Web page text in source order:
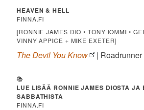
HEAVEN & HELL
FINNA.FI
[RONNIE JAMES DIO • TONY IOMMI •
VINNY APPICE + MIKE EXETER]
The Devil You Know |
📚
LUE LISÄÄ RONNIE JAMES DIOSTA JA
SABBATHISTA
FINNA.FI